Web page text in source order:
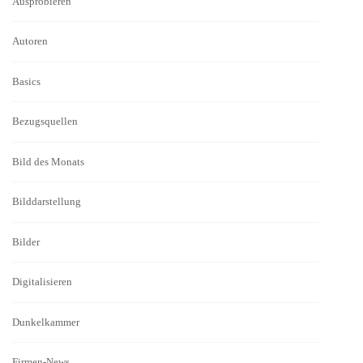
Autoren
Basics
Bezugsquellen
Bild des Monats
Bilddarstellung
Bilder
Digitalisieren
Dunkelkammer